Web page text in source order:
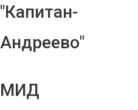
"Капитан-
Андреево"
МИД